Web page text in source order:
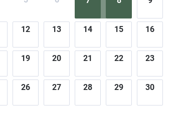
12 13 14 15 16
19 20 21 22 23
26 27 28 29 30